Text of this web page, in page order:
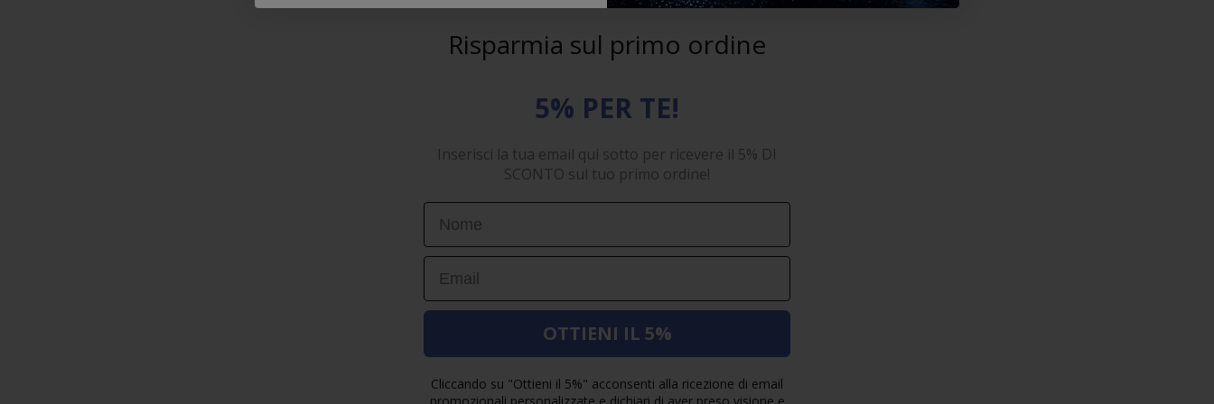
Risparmia sul primo ordine
5% PER TE!
Inserisci la tua email qui sotto per ricevere il 5% DI
SCONTO sul tuo primo ordine!
First Name
Email
OTTIENI IL 5%
Cliccando su "Ottieni il 5%" acconsenti alla ricezione di email